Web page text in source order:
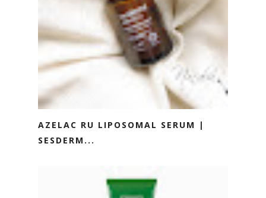
AZELAC RU LIPOSOMAL SERUM |
SESDERM...